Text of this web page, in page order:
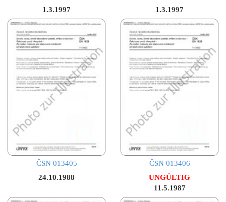
1.3.1997
1.3.1997
ČSN 013405
24.10.1988
ČSN 013406
UNGÜLTIG
11.5.1987